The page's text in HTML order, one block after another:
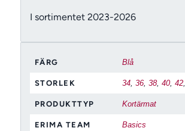
I sortimentet 2023-2026
FÄRG Blå
STORLEK 34, 36, 38, 40, 42,
PRODUKTTYP Kortärmat
ERIMA TEAM
Basics